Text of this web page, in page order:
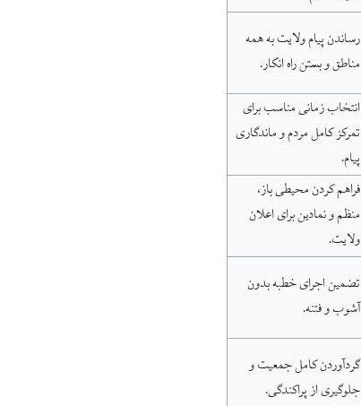
رساندن پیام ولایت به همه
مناطق و بستن راه انکار.
انتخاب زمانی مناسب برای
تمرکز کامل مردم و ماندگاری
پیام.
فراهم کردن محیطی باز،
منظم و نمادین برای اعلان
ولایت.
تضمین اجرای خطبه بدون
آشوب و فتنه.
گردآوردن کامل جمعیت و
جلوگیری از پراکندگی.